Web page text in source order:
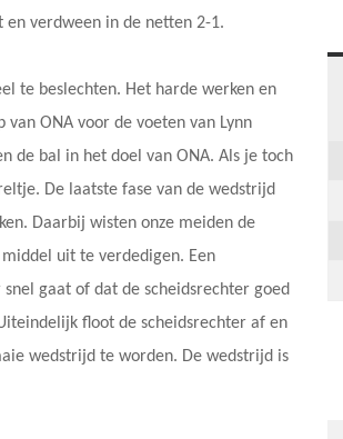
en verdween in de netten 2-1.
te beslechten. Het harde werken en
ONA voor de voeten van Lynn
de bal in het doel van ONA. Als je toch
De laatste fase van de wedstrijd
Daarbij wisten onze meiden de
uit te verdedigen. Een
gaat of dat de scheidsrechter goed
floot de scheidsrechter af en
wedstrijd te worden. De wedstrijd is